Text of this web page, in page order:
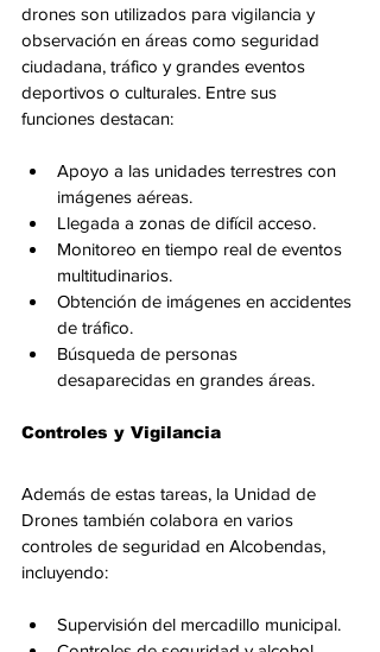
drones son utilizados para vigilancia y
observación en áreas como seguridad
ciudadana, tráfico y grandes eventos
deportivos o culturales. Entre sus
funciones destacan:
Apoyo a las unidades terrestres con
imágenes aéreas.
Llegada a zonas de difícil acceso.
Monitoreo en tiempo real de eventos
multitudinarios.
Obtención de imágenes en accidentes
de tráfico.
Búsqueda de personas
desaparecidas en grandes áreas.
Controles y Vigilancia
Además de estas tareas, la Unidad de
Drones también colabora en varios
controles de seguridad en Alcobendas,
incluyendo:
Supervisión del mercadillo municipal.